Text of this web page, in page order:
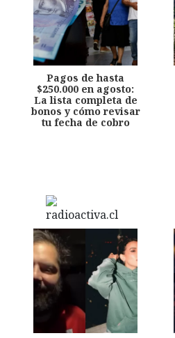
Pagos de hasta
$250.000 en agosto:
La lista completa de
bonos y cómo revisar
tu fecha de cobro